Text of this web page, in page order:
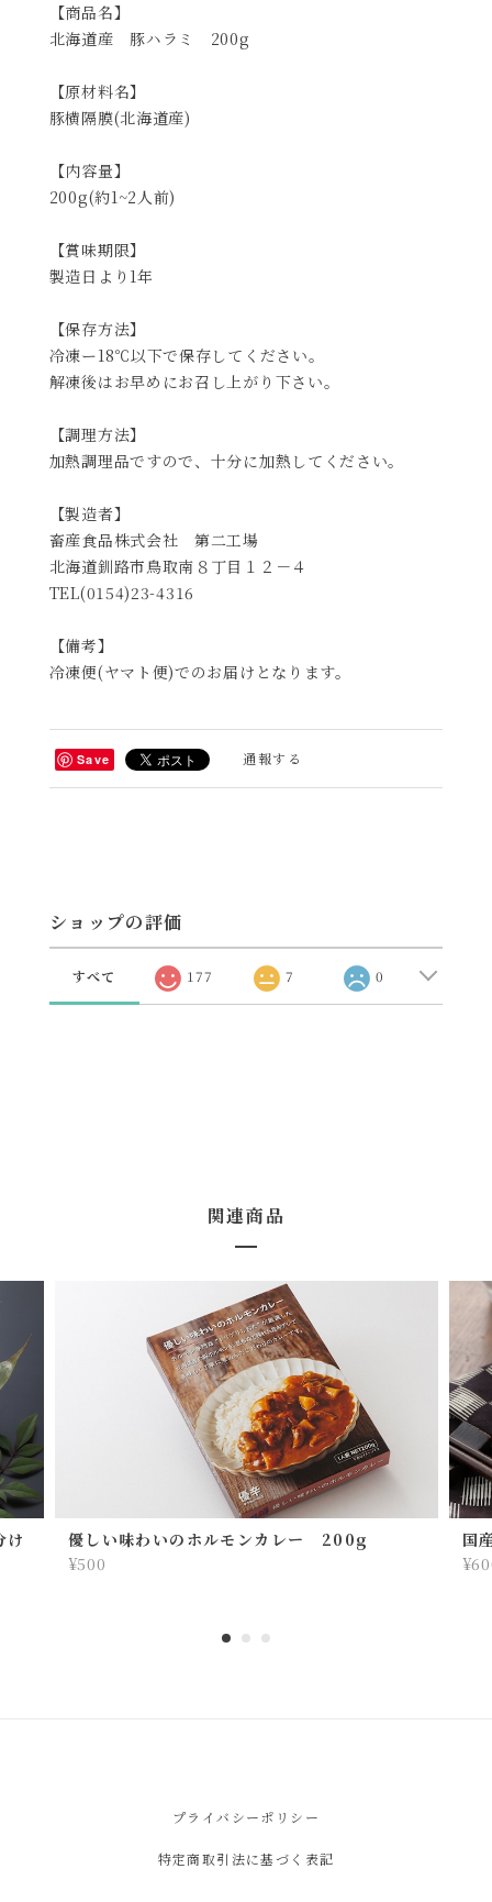
【商品名】
北海道産 豚ハラミ 200g
【原材料名】
豚横隔膜(北海道産)
【内容量】
200g(約1~2人前)
【賞味期限】
製造日より1年
【保存方法】
冷凍ー18℃以下で保存してください。
解凍後はお早めにお召し上がり下さい。
【調理方法】
加熱調理品ですので、十分に加熱してください。
【製造者】
畜産食品株式会社 第二工場
北海道釧路市鳥取南８丁目１２－４
TEL(0154)23-4316
【備考】
冷凍便(ヤマト便)でのお届けとなります。
Save 通報する
ショップの評価
すべて 177 7 0
関連商品
優しい味わいのホルモンカレー 200g
¥500
国
プライバシーポリシー
特定商取引法に基づく表記